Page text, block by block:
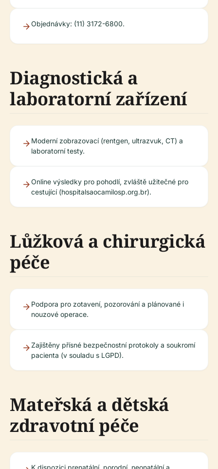
Objednávky: (11) 3172-6800.
Diagnostická a
laboratorní zařízení
Moderní zobrazovací (rentgen, ultrazvuk, CT) a
laboratorní testy.
Online výsledky pro pohodlí, zvláště užitečné pro
cestující (hospitalsaocamilosp.org.br).
Lůžková a chirurgická
péče
Podpora pro zotavení, pozorování a plánované i
nouzové operace.
Zajištěny přísné bezpečnostní protokoly a soukromí
pacienta (v souladu s LGPD).
Mateřská a dětská
zdravotní péče
K dispozici prenatální, porodní, neonatální a